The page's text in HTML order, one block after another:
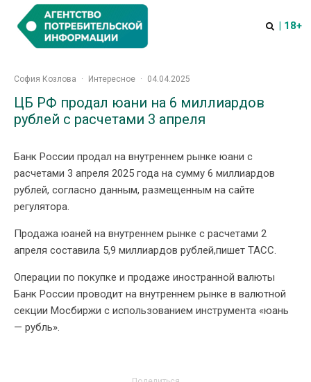
| 18+
София Козлова · Интересное · 04.04.2025
ЦБ РФ продал юани на 6 миллиардов
рублей с расчетами 3 апреля
Банк России продал на внутреннем рынке юани с
расчетами 3 апреля 2025 года на сумму 6 миллиардов
рублей, согласно данным, размещенным на сайте
регулятора.
Продажа юаней на внутреннем рынке с расчетами 2
апреля составила 5,9 миллиардов рублей,пишет ТАСС.
Операции по покупке и продаже иностранной валюты
Банк России проводит на внутреннем рынке в валютной
секции Мосбиржи с использованием инструмента «юань
— рубль».